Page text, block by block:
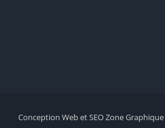
Conception Web et SEO Zone Graphique